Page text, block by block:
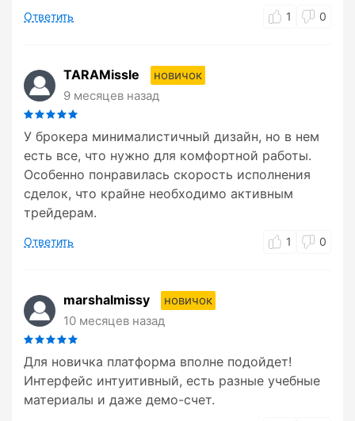
Ответить 1 0
TARAMissle
новичок
9 месяцев назад
У брокера минималистичный дизайн, но в нем
есть все, что нужно для комфортной работы.
Особенно понравилась скорость исполнения
сделок, что крайне необходимо активным
трейдерам.
Ответить 1 0
marshalmissy
новичок
10 месяцев назад
Для новичка платформа вполне подойдет!
Интерфейс интуитивный, есть разные учебные
материалы и даже демо-счет.